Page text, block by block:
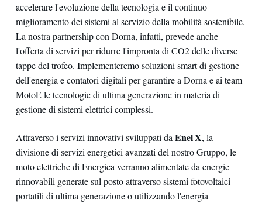
accelerare l'evoluzione della tecnologia e il continuo
miglioramento dei sistemi al servizio della mobilità sostenibile.
La nostra partnership con Dorna, infatti, prevede anche
l'offerta di servizi per ridurre l'impronta di CO2 delle diverse
tappe del trofeo. Implementeremo soluzioni smart di gestione
dell'energia e contatori digitali per garantire a Dorna e ai team
MotoE le tecnologie di ultima generazione in materia di
gestione di sistemi elettrici complessi.
Attraverso i servizi innovativi sviluppati daEnel X, la
divisione di servizi energetici avanzati del nostro Gruppo, le
moto elettriche di Energica verranno alimentate da energie
rinnovabili generate sul posto attraverso sistemi fotovoltaici
portatili di ultima generazione o utilizzando l'energia